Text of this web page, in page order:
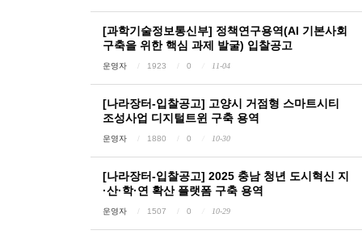
[과학기술정보통신부] 정책연구용역(AI 기본사회
구축을 위한 핵심 과제 발굴) 입찰공고
운영자 1923 0 11-04
[나라장터-입찰공고] 고양시 거점형 스마트시티
조성사업 디지털트윈 구축 용역
운영자 1880 0 10-30
[나라장터-입찰공고] 2025 충남 청년 도시혁신 지
·산·학·연 확산 플랫폼 구축 용역
운영자 1507 0 10-29